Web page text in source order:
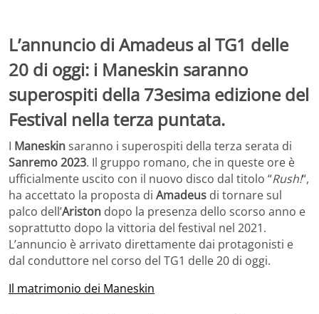
L’annuncio di Amadeus al TG1 delle
20 di oggi: i Maneskin saranno
superospiti della 73esima edizione del
Festival nella terza puntata.
I Maneskinsaranno i superospiti della terza serata di
Sanremo 2023. Il gruppo romano, che in queste ore è
ufficialmente uscito con il nuovo disco dal titolo “Rush!“,
ha accettato la proposta di Amadeus di tornare sul
palco dell’Ariston dopo la presenza dello scorso anno e
soprattutto dopo la vittoria del festival nel 2021.
L’annuncio è arrivato direttamente dai protagonisti e
dal conduttore nel corso del TG1 delle 20 di oggi.
Il matrimonio dei Maneskin